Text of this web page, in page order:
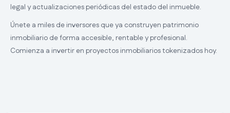
legal y actualizaciones periódicas del estado del inmueble.
Únete a miles de inversores que ya construyen patrimonio
inmobiliario de forma accesible, rentable y profesional.
Comienza a invertir en proyectos inmobiliarios tokenizados hoy.